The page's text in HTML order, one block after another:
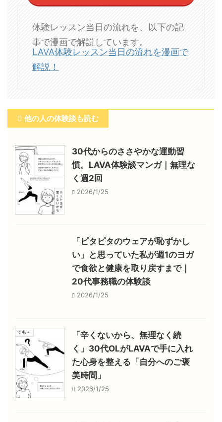
体験レッスン当日の流れを、以下の記
事で漫画で解説しています。
LAVA体験レッスン当日の流れを漫画で
解説！
他の人の体験談も読む
30代からのささやかな運動習
慣。LAVA体験談マンガ｜無理な
く週2回
2026/1/25
「ピタピタのウェアが恥ずかし
い」と思っていた私が週1のヨガ
で食欲と健康を取り戻すまで｜
20代事務職の体験談
2026/1/25
「辛くないから、無理なく続
く」30代OLがLAVAで手に入れ
た心身を整える「自分へのご褒
美時間」
2026/1/25